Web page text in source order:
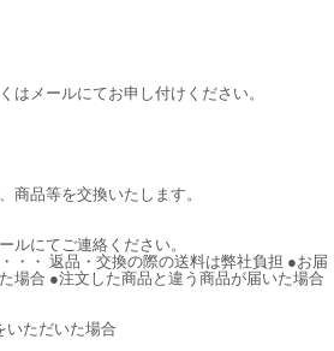
はメールにてお申し付けください。
商品等を交換いたします。
ルにてご連絡ください。
・・ 返品・交換の際の送料は弊社負担 ●お届
場合 ●注文した商品と違う商品が届いた場合
いただいた場合